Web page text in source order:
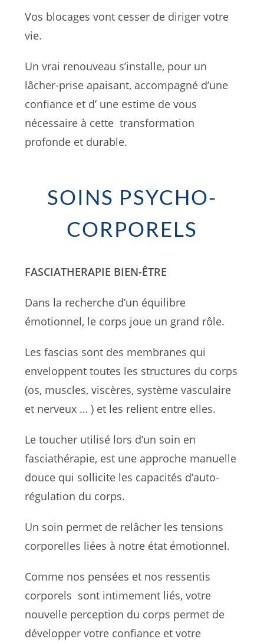
Vos blocages vont cesser de diriger votre
vie.
Un vrai renouveau s’installe, pour un
lâcher-prise apaisant, accompagné d’une
confiance et d’ une estime de vous
nécessaire à cette transformation
profonde et durable.
SOINS PSYCHO-
CORPORELS
FASCIATHERAPIE BIEN-ÊTRE
Dans la recherche d’un équilibre
émotionnel, le corps joue un grand rôle.
Les fascias sont des membranes qui
enveloppent toutes les structures du corps
(os, muscles, viscères, système vasculaire
et nerveux … ) et les relient entre elles.
Le toucher utilisé lors d’un soin en
fasciathérapie, est une approche manuelle
douce qui sollicite les capacités d’auto-
régulation du corps.
Un soin permet de relâcher les tensions
corporelles liées à notre état émotionnel.
Comme nos pensées et nos ressentis
corporels sont intimement liés, votre
nouvelle perception du corps permet de
développer votre confiance et votre